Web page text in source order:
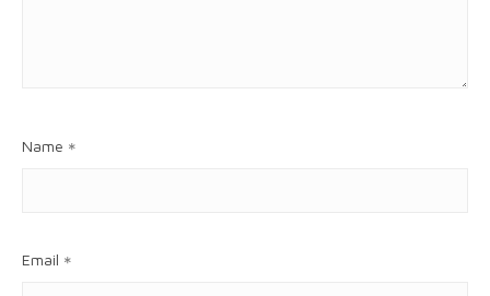
Name *
Email *